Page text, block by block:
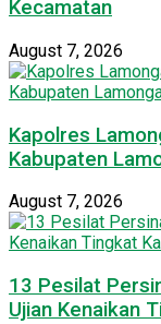
Kecamatan
August 7, 2026
Kapolres
Kabupaten
August 7, 2026
13 Pesilat
Ujian Kenaikan